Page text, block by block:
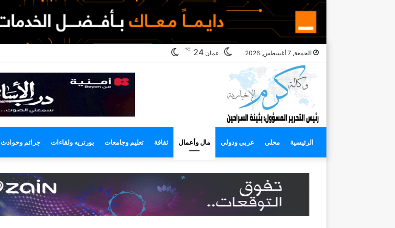
الجمعة, 7 أغسطس, 2026
الوضع
عمان 24
℃
الرئيسية محلي عربي ودولي مال وأعمال ثقافة تعليم وجامعات بورتريه ولقاءات جرائم وحوادث